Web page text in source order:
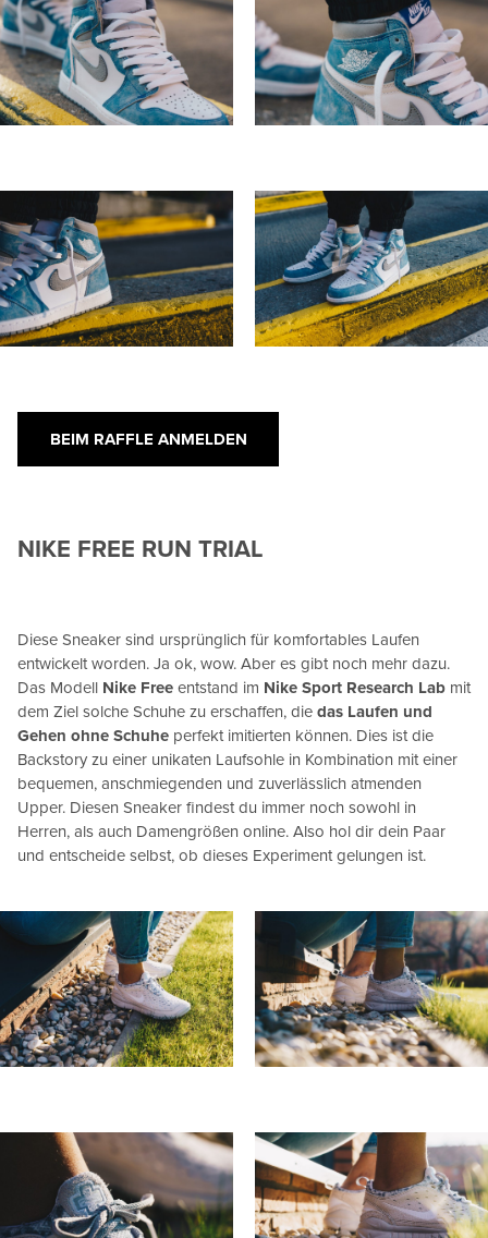
BEIM RAFFLE ANMELDEN
NIKE FREE RUN TRIAL
Diese Sneaker sind ursprünglich für komfortables Laufen
entwickelt worden. Ja ok, wow. Aber es gibt noch mehr dazu.
Das Modell Nike Free entstand im Nike Sport Research Lab mit
dem Ziel solche Schuhe zu erschaffen, die das Laufen und
Gehen ohne Schuhe perfekt imitierten können. Dies ist die
Backstory zu einer unikaten Laufsohle in Kombination mit einer
bequemen, anschmiegenden und zuverlässlich atmenden
Upper. Diesen Sneaker findest du immer noch sowohl in
Herren, als auch Damengrößen online. Also hol dir dein Paar
und entscheide selbst, ob dieses Experiment gelungen ist.